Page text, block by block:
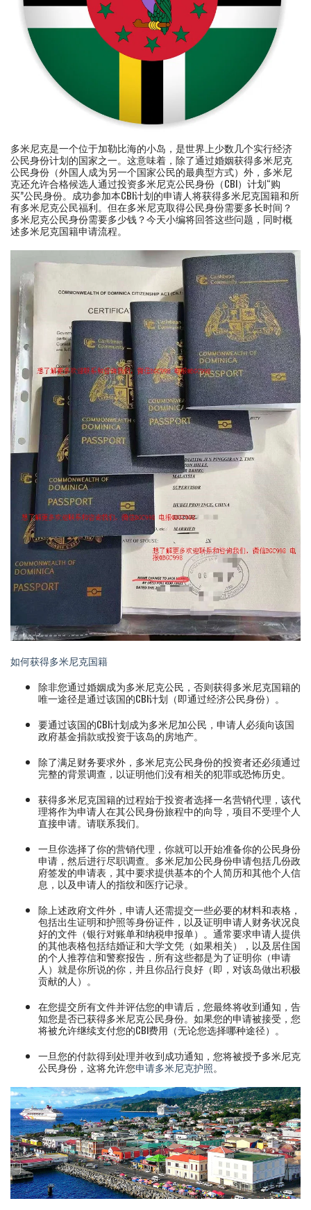
多米尼克是一个位于加勒比海的小岛，是世界上少数几个实行经济
公民身份计划的国家之一。这意味着，除了通过婚姻获得多米尼克
公民身份（外国人成为另一个国家公民的最典型方式）外，多米尼
克还允许合格候选人通过投资多米尼克公民身份（CBI）计划“购
买”公民身份。成功参加本CBI计划的申请人将获得多米尼克国籍和所
有多米尼克公民福利。但在多米尼克取得公民身份需要多长时间？
多米尼克公民身份需要多少钱？今天小编将回答这些问题，同时概
述多米尼克国籍申请流程。
如何获得多米尼克国籍
除非您通过婚姻成为多米尼克公民，否则获得多米尼克国籍的
唯一途径是通过该国的CBI计划（即通过经济公民身份）。
要通过该国的CBI计划成为多米尼加公民，申请人必须向该国
政府基金捐款或投资于该岛的房地产。
除了满足财务要求外，多米尼克公民身份的投资者还必须通过
完整的背景调查，以证明他们没有相关的犯罪或恐怖历史。
获得多米尼克国籍的过程始于投资者选择一名营销代理，该代
理将作为申请人在其公民身份旅程中的向导，项目不受理个人
直接申请。请联系我们。
一旦你选择了你的营销代理，你就可以开始准备你的公民身份
申请，然后进行尽职调查。多米尼加公民身份申请包括几份政
府签发的申请表，其中要求提供基本的个人简历和其他个人信
息，以及申请人的指纹和医疗记录。
除上述政府文件外，申请人还需提交一些必要的材料和表格，
包括出生证明和护照等身份证件，以及证明申请人财务状况良
好的文件（银行对账单和纳税申报单）。通常要求申请人提供
的其他表格包括结婚证和大学文凭（如果相关），以及居住国
的个人推荐信和警察报告，所有这些都是为了证明你（申请
人）就是你所说的你，并且你品行良好（即，对该岛做出积极
贡献的人）。
在您提交所有文件并评估您的申请后，您最终将收到通知，告
知您是否已获得多米尼克公民身份。如果您的申请被接受，您
将被允许继续支付您的CBI费用（无论您选择哪种途径）。
一旦您的付款得到处理并收到成功通知，您将被授予多米尼克
公民身份，这将允许您申请多米尼克护照。